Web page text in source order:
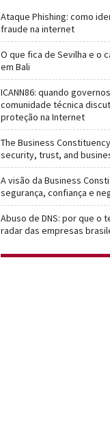
Ataque Phishing: como
fraude na internet
O que fica de Sevilha e o
em Bali
ICANN86: quando
comunidade técnica
proteção na Internet
The Business
security, trust, and
A visão da Business
segurança, confiança e
Abuso de DNS: por que o
radar das empresas